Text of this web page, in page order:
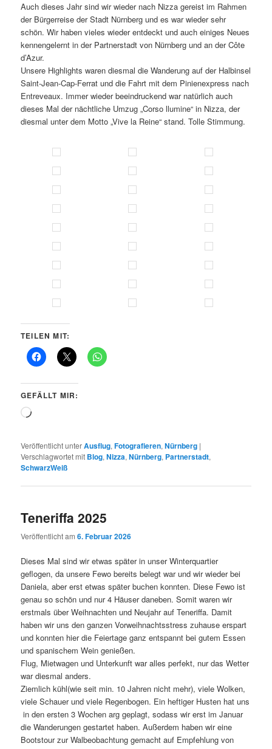
Auch dieses Jahr sind wir wieder nach Nizza gereist im Rahmen
der Bürgerreise der Stadt Nürnberg und es war wieder sehr
schön. Wir haben vieles wieder entdeckt und auch einiges Neues
kennengelernt in der Partnerstadt von Nürnberg und an der Côte
d’Azur.
Unsere Highlights waren diesmal die Wanderung auf der Halbinsel
Saint-Jean-Cap-Ferrat und die Fahrt mit dem Pinienexpress nach
Entreveaux. Immer wieder beeindruckend war natürlich auch
dieses Mal der nächtliche Umzug „Corso llumine“ in Nizza, der
diesmal unter dem Motto „Vive la Reine“ stand. Tolle Stimmung.
TEILEN MIT:
GEFÄLLT MIR:
Wird
Veröffentlicht unterAusflug,Fotografieren,Nürnberg |
Verschlagwortet mit Blog,Nizza,Nürnberg, Partnerstadt,
SchwarzWeiß
Teneriffa 2025
Veröffentlicht am6. Februar 2026
Dieses Mal sind wir etwas später in unser Winterquartier
geflogen, da unsere Fewo bereits belegt war und wir wieder bei
Daniela, aber erst etwas später buchen konnten. Diese Fewo ist
genau so schön und nur 4 Häuser daneben. Somit waren wir
erstmals über Weihnachten und Neujahr auf Teneriffa. Damit
haben wir uns den ganzen Vorweihnachtsstress zuhause erspart
und konnten hier die Feiertage ganz entspannt bei gutem Essen
und spanischem Wein genießen.
Flug, Mietwagen und Unterkunft war alles perfekt, nur das Wetter
war diesmal anders.
Ziemlich kühl(wie seit min. 10 Jahren nicht mehr), viele Wolken,
viele Schauer und viele Regenbogen. Ein heftiger Husten hat uns
in den ersten 3 Wochen arg geplagt, sodass wir erst im Januar
die Wanderungen gestartet haben. Außerdem haben wir eine
Bootstour zur Walbeobachtung gemacht auf Empfehlung von